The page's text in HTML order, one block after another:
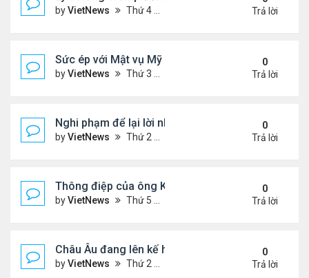
byVietNews Thứ 4 Tháng 9 24, 2025 4:44 pm
Trả lời
Sức ép với Mật vụ Mỹ khi bảo vệ lễ tưởng niệm
byVietNews Thứ 3 Tháng 9 16, 2025 5:42 pm
0
Trả lời
Nghi phạm để lại lời nhắn trước khi ám sát Charlie
byVietNews Thứ 2 Tháng 9 15, 2025 4:33 pm
0
Trả lời
Thông điệp của ông Kim Jong-un khi đưa con gái
byVietNews Thứ 5 Tháng 9 04, 2025 4:12 pm
0
Trả lời
Châu Âu đang lên kế hoạch chi tiết về ý tưởng
byVietNews Thứ 2 Tháng 9 01, 2025 3:55 pm
0
Trả lời